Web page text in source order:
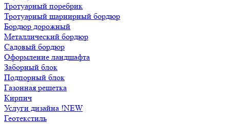
Тротуарный поребрик
Тротуарный шарнирный бордюр
Бордюр дорожный
Металлический бордюр
Садовый бордюр
Оформление ландшафта
Заборный блок
Подпорный блок
Газонная решетка
Кирпич
Услуги дизайна !NEW
Геотекстиль